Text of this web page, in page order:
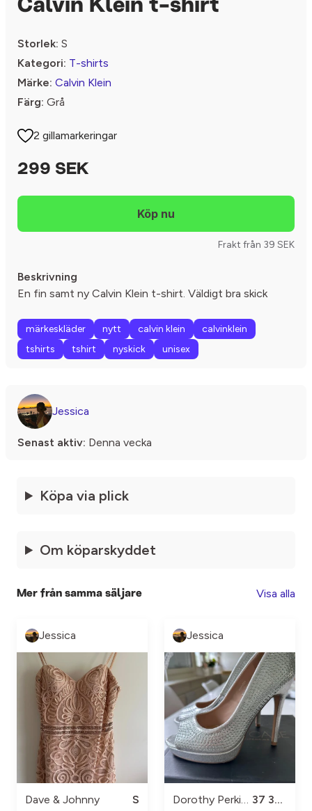
Calvin Klein t-shirt
Storlek: S
Kategori: T-shirts
Märke: Calvin Klein
Färg: Grå
2 gillamarkeringar
299 SEK
Frakt från 39 SEK
Beskrivning
En fin samt ny Calvin Klein t-shirt. Väldigt bra skick
märkeskläder nytt calvin klein
calvinklein
tshirts
tshirt nyskick unisex
Jessica
Senast aktiv: Denna vecka
Köpa via plick
Om köparskyddet
Mer från samma säljare Visa alla
Jessica
Dave & Johnny S
Jessica
Dorothy Perkins 37 3/4